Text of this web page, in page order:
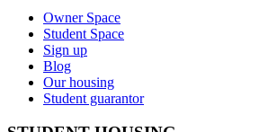
Owner Space
Student Space
Sign up
Blog
Our housing
Student guarantor